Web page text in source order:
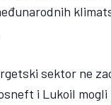
sektor ne
i Lukoil